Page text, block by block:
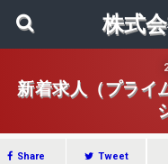
株式
新着求人（プラ
Share Tweet